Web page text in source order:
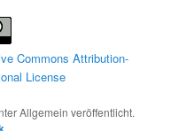
Commons Attribution-
License
Allgemein veröffentlicht.